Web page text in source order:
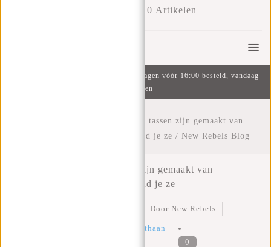
0 Artikelen
Gratis verzending v.a. €49 | Op werkdagen vóór 16:00 besteld, vandaag
verzonden
De meest New Rebels tassen zijn gemaakt van
Polyurethaan PU, zo Onderhoud je ze / New Rebels Blog
De meest New Rebels tassen zijn gemaakt van
Polyurethaan PU, zo Onderhoud je ze
Door New Rebels
polyurethaan
0